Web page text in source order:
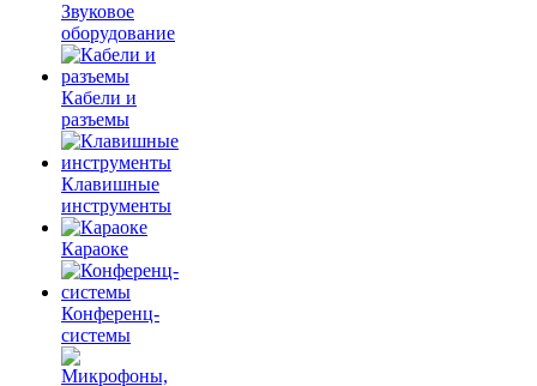
Звуковое
оборудование
Кабели и
разъемы
Клавишные
инструменты
Караоке
Конференц-
системы